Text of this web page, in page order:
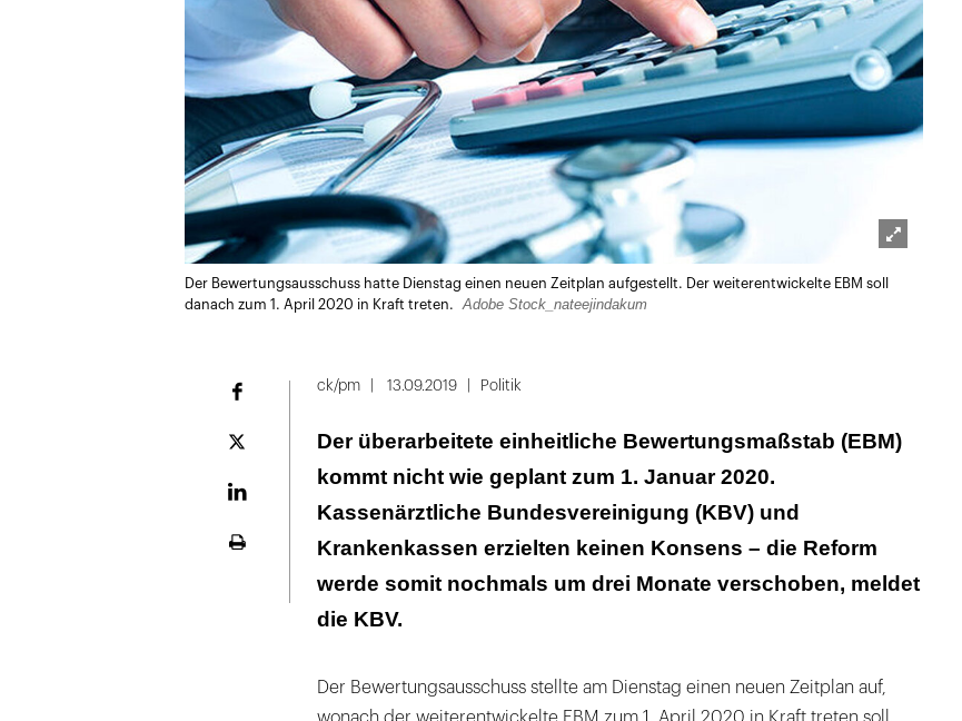
öffnen
Der Bewertungsausschuss hatte Dienstag einen neuen Zeitplan aufgestellt. Der weiter­entwickelte EBM soll
danach zum 1. April 2020 in Kraft treten.
Adobe Stock_nateejindakum
Plattform
ck/pm 13.09.2019 Politik
Der überarbeitete einheitliche Bewertungsmaßstab (EBM)
kommt nicht wie geplant zum 1. Januar 2020.
Kassenärztliche Bundesvereinigung (KBV) und
Krankenkassen erzielten keinen Konsens – die Reform
werde somit nochmals um drei Monate verschoben, meldet
die KBV.
Der Bewertungsausschuss stellte am Dienstag einen neuen Zeitplan auf,